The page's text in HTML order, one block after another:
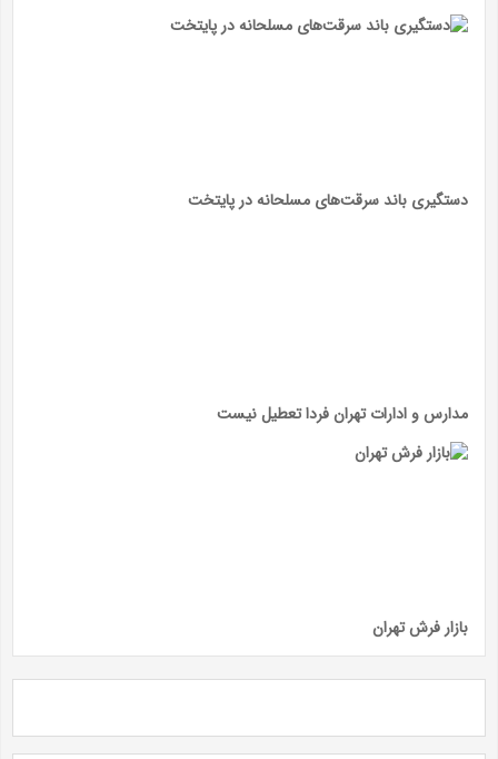
دستگیری باند سرقت‌های مسلحانه در پایتخت
مدارس و ادارات تهران فردا تعطیل نیست
بازار فرش تهران